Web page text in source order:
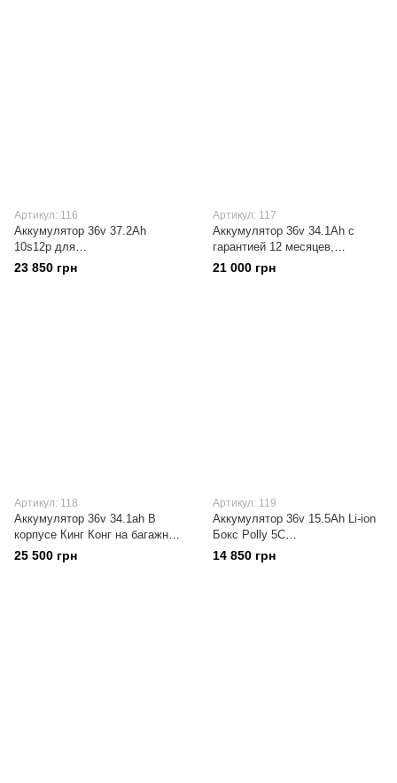
Артикул: 116
Аккумулятор 36v 37.2Ah
10s12p для
электротранспорта, Dally Bms
36v 20a плата защиты,
23 850 грн
Артикул: 117
Аккумулятор 36v 34.1Ah с
гарантией 12 месяцев,
10s11p(110 элементов 18650),
Изготовлено в Украине
21 000 грн
Артикул: 118
Аккумулятор 36v 34.1ah В
корпусе Кинг Конг на багажник
500+ циклов, с платой защиты
70+ км пробег
25 500 грн
Артикул: 119
Аккумулятор 36v 15.5Ah Li-ion
Бокс Polly 5C
Samsung/Panasonic С платой
защиты BMS 20A
14 850 грн